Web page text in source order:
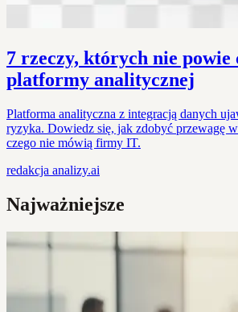
7 rzeczy, których nie powie
platformy analitycznej
Platforma analityczna z integracją danych
ryzyka. Dowiedz się, jak zdobyć przewagę
czego nie mówią firmy IT.
redakcja analizy.ai
Najważniejsze